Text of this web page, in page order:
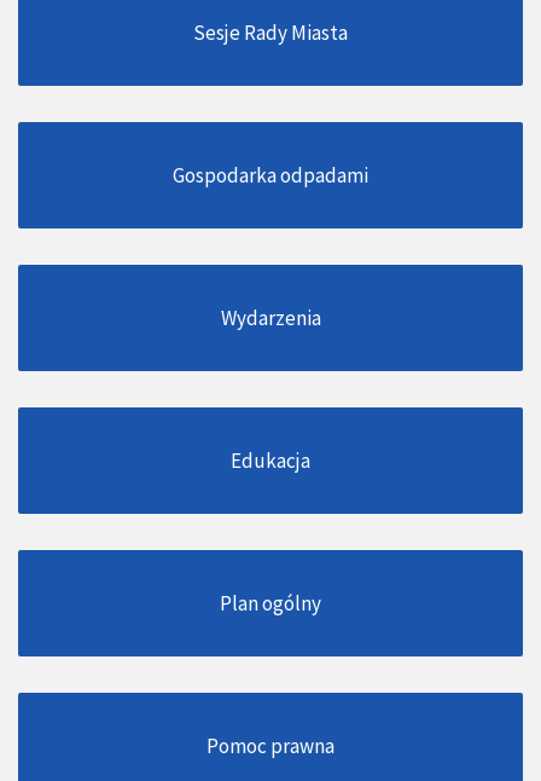
Sesje Rady Miasta
Gospodarka odpadami
Wydarzenia
Edukacja
Plan ogólny
Pomoc prawna